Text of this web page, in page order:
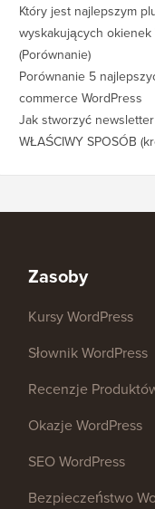
Który jest najlepszym
wyskakujących okienek
(Porównanie)
Porównanie 5
commerce WordPress
Jak stworzyć
WŁAŚCIWY SPOSÓB
Zasoby
Kursy WordPress
Słownik WordPress
Recenzje
Okazje WordPress
SEO WordPress
Bezpieczeństwo